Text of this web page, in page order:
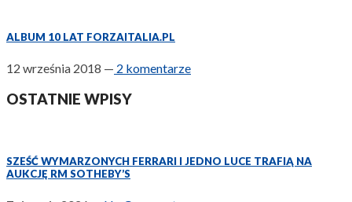
ALBUM 10 LAT FORZAITALIA.PL
12 września 2018 — 2 komentarze
OSTATNIE WPISY
SZEŚĆ WYMARZONYCH FERRARI I JEDNO LUCE TRAFIĄ NA
AUKCJĘ RM SOTHEBY’S